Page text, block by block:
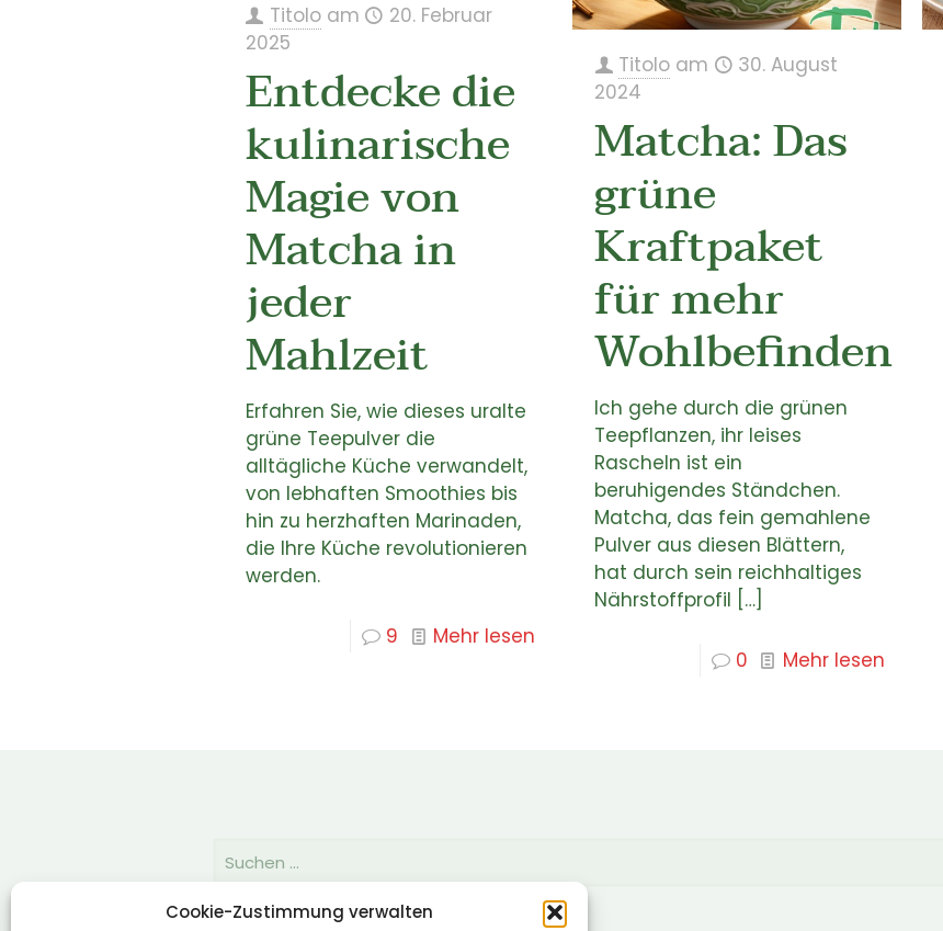
Cookie-Zustimmung verwalten
Titolo am
20. Februar
2025
Entdecke die
kulinarische
Magie von
Matcha in
jeder
Mahlzeit
Erfahren Sie, wie dieses uralte
grüne Teepulver die
alltägliche Küche verwandelt,
von lebhaften Smoothies bis
hin zu herzhaften Marinaden,
die Ihre Küche revolutionieren
werden.
9 Mehr lesen
Titolo am
30. August
2024
Matcha: Das
grüne
Kraftpaket
für mehr
Wohlbefinden
Ich gehe durch die grünen
Teepflanzen, ihr leises
Rascheln ist ein
beruhigendes Ständchen.
Matcha, das fein gemahlene
Pulver aus diesen Blättern,
hat durch sein reichhaltiges
Nährstoffprofil […]
0 Mehr lesen